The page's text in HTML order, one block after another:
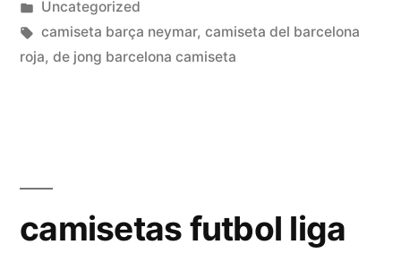
por
Publicado
en
Uncategorized
Etiquetas:
camiseta barça neymar, camiseta del barcelona
roja, de jong barcelona camiseta
camisetas futbol liga